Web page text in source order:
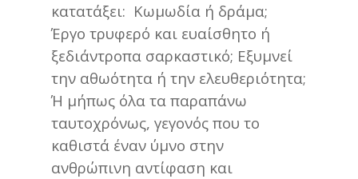
κατατάξει: Κωμωδία ή δράμα;
Έργο τρυφερό και ευαίσθητο ή
ξεδιάντροπα σαρκαστικό; Εξυμνεί
την αθωότητα ή την ελευθεριότητα;
Ή μήπως όλα τα παραπάνω
ταυτοχρόνως, γεγονός που το
καθιστά έναν ύμνο στην
ανθρώπινη αντίφαση και